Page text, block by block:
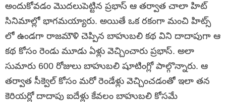
అందుకోవడం మొదలుపెట్టిన ప్రభాస్ ఆ తర్వాత చాలా హిట్
సినిమాల్లో భాగమయ్యారు. అయితే ఒక రకంగా మంచి హిట్స్
లో ఉండగా రాజమౌళి చెప్పిన బాహుబలి కథ విని దాదాపుగా ఆ
కథ కోసం రెండు మూడు ఏళ్లు వెచ్చించారు ప్రభాస్. అలా
సుమారు 600 రోజులు బాహుబలి షూటింగ్లో పాల్గొన్నారు. ఆ
తర్వాత సీక్వెల్ కోసం మరో రెండేళ్లు వెచ్చించడంతో ఇలా తన
కెరియర్లో దాదాపు ఐదేళ్లు కేవలం బాహుబలి కోసమే